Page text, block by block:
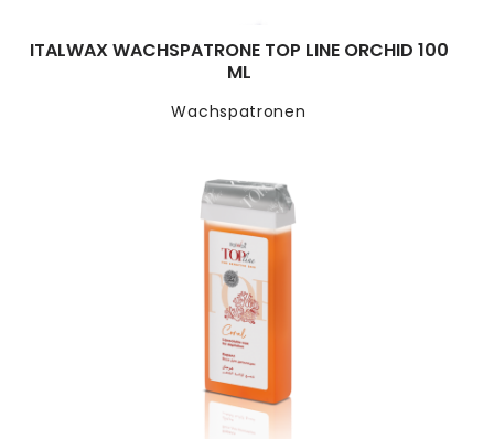
Wachspatronen
ITALWAX WACHSPATRONE TOP LINE ORCHID 100
ML